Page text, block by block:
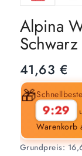
Alpina
Schwarz
41,63 €
🎁
9:28
Warenkorb
Grundpreis: